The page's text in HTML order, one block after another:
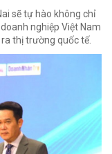
sẽ tự hào không chỉ
nghiệp Việt Nam
thị trường quốc tế.